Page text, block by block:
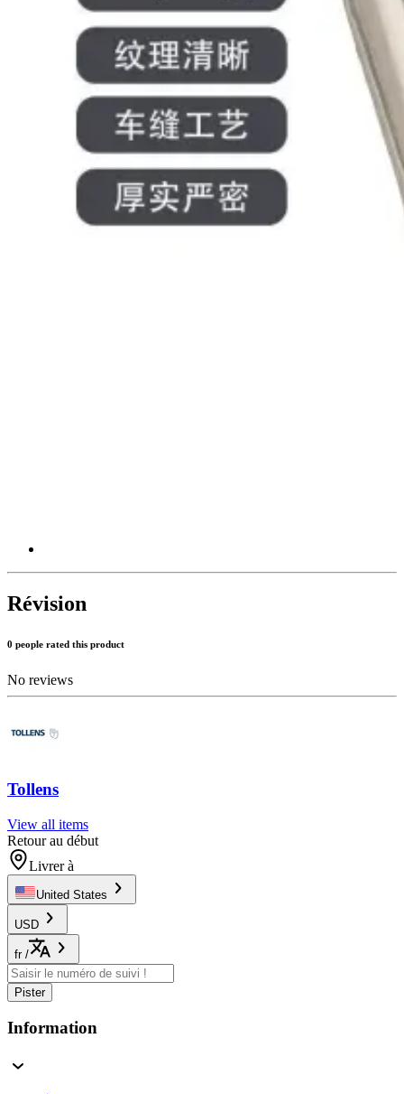
Révision
0 people rated this product
No reviews
Tollens
View all items
Retour au début
Livrer à
United States
USD
fr /
Pister
Information